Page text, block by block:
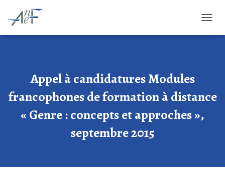
Appel à candidatures Modules
francophones de formation à distance
« Genre : concepts et approches »,
septembre 2015